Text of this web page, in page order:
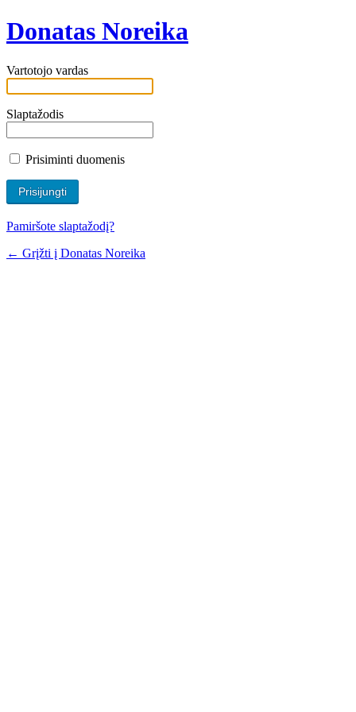
Donatas Noreika
Vartotojo vardas
Slaptažodis
Prisiminti duomenis
Pamiršote slaptažodį?
← Grįžti į Donatas Noreika